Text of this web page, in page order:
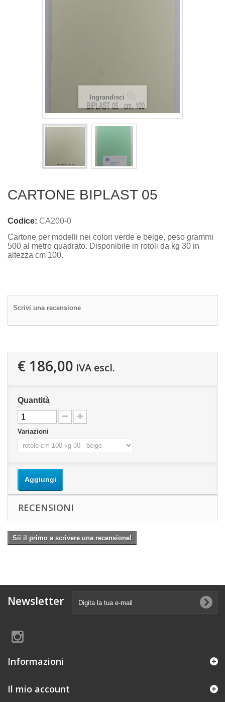
Ingrandisci
CARTONE BIPLAST 05
Codice: CA200-0
Cartone per modelli nei colori verde e beige, peso grammi
500 al metro quadrato. Disponibile in rotoli da kg 30 in
altezza cm 100.
Scrivi una recensione
€ 186,00 IVA escl.
Quantità
Variazioni
Aggiungi
RECENSIONI
Sii il primo a scrivere una recensione!
Newsletter
Informazioni
Il mio account